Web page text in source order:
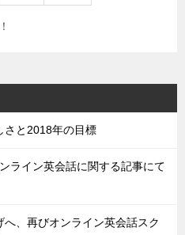
さと2018年の目標
ライン英会話に関する記事にて
、再びオンライン英会話スク